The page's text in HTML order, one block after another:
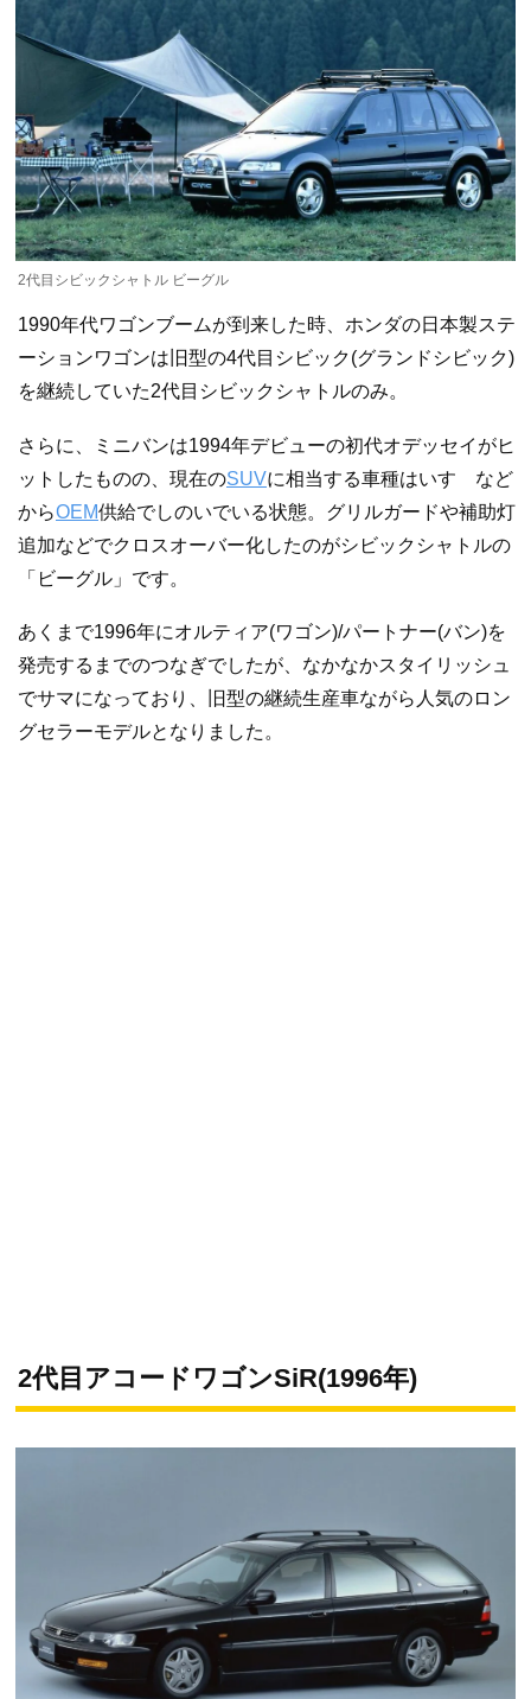
2代目シビックシャトル ビーグル
1990年代ワゴンブームが到来した時、ホンダの日本製ステ
ーションワゴンは旧型の4代目シビック(グランドシビック)
を継続していた2代目シビックシャトルのみ。
さらに、ミニバンは1994年デビューの初代オデッセイがヒ
ットしたものの、現在のSUVに相当する車種はいすゞなど
からOEM供給でしのいでいる状態。グリルガードや補助灯
追加などでクロスオーバー化したのがシビックシャトルの
「ビーグル」です。
あくまで1996年にオルティア(ワゴン)/パートナー(バン)を
発売するまでのつなぎでしたが、なかなかスタイリッシュ
でサマになっており、旧型の継続生産車ながら人気のロン
グセラーモデルとなりました。
2代目アコードワゴンSiR(1996年)